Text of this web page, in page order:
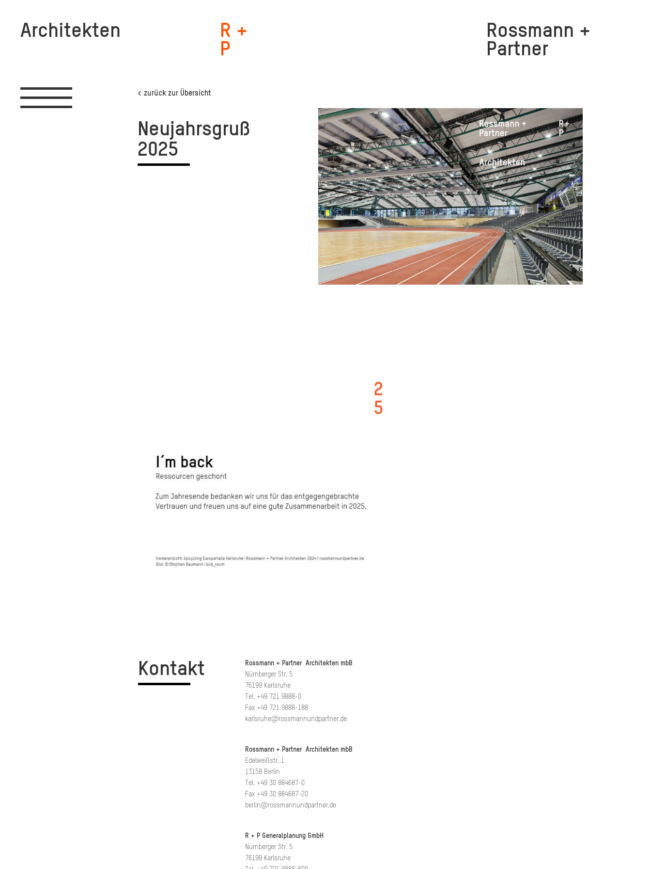
Architekten R +
P
Rossmann +
Partner
Toggle
navigation
< zurück zur Übersicht
Neu­jahrs­gruß
2025
Kontakt Rossmann + Partner Architekten mbB
Nürnberger Str. 5
76199 Karlsruhe
Tel. +49 721 9888-0
Fax +49 721 9888-188
karlsruhe@rossmannundpartner.de
Rossmann + Partner Architekten mbB
Edelweißstr. 1
13158 Berlin
Tel. +49 30 884687-0
Fax +49 30 884687-20
berlin@rossmannundpartner.de
R + P Generalplanung GmbH
Nürnberger Str. 5
76199 Karlsruhe